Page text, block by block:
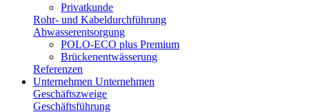
Privatkunde
Rohr- und Kabeldurchführung
Abwasserentsorgung
POLO-ECO plus Premium
Brückenentwässerung
Referenzen
Unternehmen Unternehmen
Geschäftszweige
Geschäftsführung